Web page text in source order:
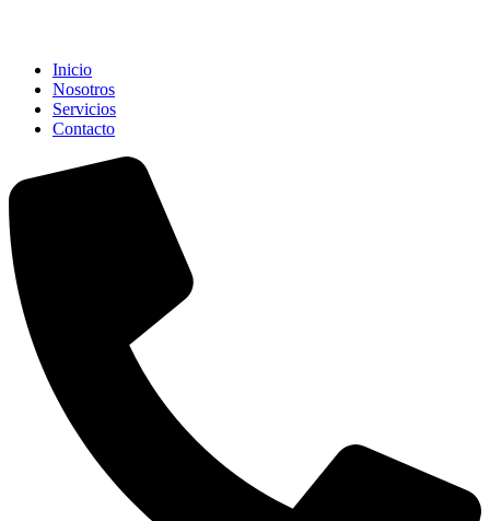
Inicio
Nosotros
Servicios
Contacto